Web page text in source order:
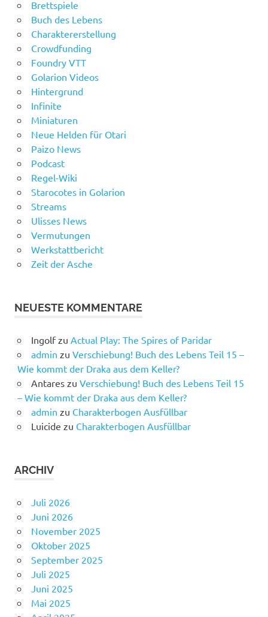
Brettspiele
Buch des Lebens
Charaktererstellung
Crowdfunding
Foundry VTT
Golarion Videos
Hintergrund
Infinite
Miniaturen
Neue Helden für Otari
Paizo News
Podcast
Regel-Wiki
Starocotes in Golarion
Streams
Ulisses News
Vermutungen
Werkstattbericht
Zeit der Asche
NEUESTE KOMMENTARE
Ingolfzu Actual Play: The Spires of Paridar
admin zu Verschiebung! Buch des Lebens Teil 15 –
Wie kommt der Draka aus dem Keller?
Antareszu Verschiebung! Buch des Lebens Teil 15
– Wie kommt der Draka aus dem Keller?
admin zu Charakterbogen Ausfüllbar
Luicide zu Charakterbogen Ausfüllbar
ARCHIV
Juli 2026
Juni 2026
November 2025
Oktober 2025
September 2025
Juli 2025
Juni 2025
Mai 2025